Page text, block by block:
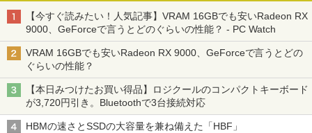
【今すぐ読みたい！人気記事】VRAM 16GBでも安いRadeon RX
9000、GeForceで言うとどのぐらいの性能？ - PC Watch
VRAM 16GBでも安いRadeon RX 9000、GeForceで言うとどの
ぐらいの性能？
【本日みつけたお買い得品】ロジクールのコンパクトキーボード
が3,720円引き。Bluetoothで3台接続対応
HBMの速さとSSDの大容量を兼ね備えた「HBF」